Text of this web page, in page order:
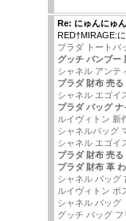
Re: にゅんにゅ
RED†MIRAGE:
プラダ トートバ
グッチ バンブー
シャネル アンテ
プラダ 財布 売る
シャネル エゴイ
プラダ バッグ
ルイヴィトン 新
シャネルバッグ
シャネル エゴイ
プラダ 財布 売る
プラダ 財布 革 わ
シャネル バッグ
ルイヴィトン ボ
シャネル バッグ
グッチ バッグ フ